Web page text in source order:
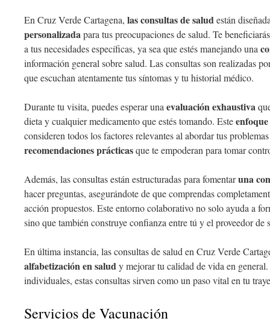
En Cruz Verde Cartagena, las consultas de saludestán
personalizadapara tus preocupaciones de salud. Te
a tus necesidades específicas, ya sea que estés manejando una
información general sobre salud. Las consultas son realizadas
que escuchan atentamente tus síntomas y tu historial médico.
Durante tu visita, puedes esperar una evaluación exhaustiva
dieta y cualquier medicamento que estés tomando. Este
consideren todos los factores relevantes al abordar tus
recomendaciones prácticasque te empoderan para tomar
Además, las consultas están estructuradas para fomentaruna
hacer preguntas, asegurándote de que comprendas
acción propuestos. Este entorno colaborativo no solo ayuda a
sino que también construye confianza entre tú y el proveedor de
En última instancia, las consultas de salud en Cruz Verde
alfabetización en saludy mejorar tu calidad de vida en
individuales, estas consultas sirven como un paso vital en tu
Servicios de Vacunación